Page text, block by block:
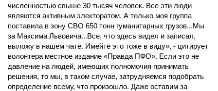
численностью свыше 30 тысяч человек. Все эти люди
являются активным электоратом. А только моя группа
поставила в зону СВО 650 тонн гуманитарных грузов...Мы
за Максима Львовича...Все, что здесь видел и записал,
выложу в нашем чате. Имейте это тоже в виду», - цитирует
волонтера местное издание «Правда ПФО». Если это не
давление на людей, имеющих полномочия принимать
решения, то мы, в таком случае, затрудняемся подобрать
определение всему, что произошло. Даже оставим за